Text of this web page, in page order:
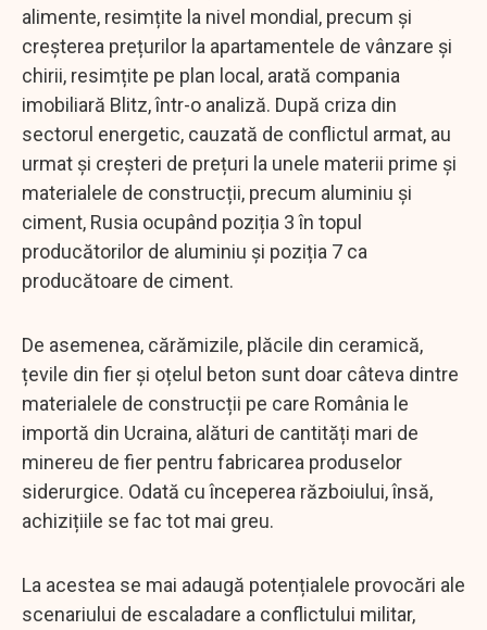
alimente, resimțite la nivel mondial, precum și
creșterea prețurilor la apartamentele de vânzare și
chirii, resimțite pe plan local, arată compania
imobiliară Blitz, într-o analiză. După criza din
sectorul energetic, cauzată de conflictul armat, au
urmat și creșteri de prețuri la unele materii prime și
materialele de construcții, precum aluminiu și
ciment, Rusia ocupând poziția 3 în topul
producătorilor de aluminiu și poziția 7 ca
producătoare de ciment.
De asemenea, cărămizile, plăcile din ceramică,
țevile din fier și oțelul beton sunt doar câteva dintre
materialele de construcții pe care România le
importă din Ucraina, alături de cantități mari de
minereu de fier pentru fabricarea produselor
siderurgice. Odată cu începerea războiului, însă,
achizițiile se fac tot mai greu.
La acestea se mai adaugă potențialele provocări ale
scenariului de escaladare a conflictului militar,